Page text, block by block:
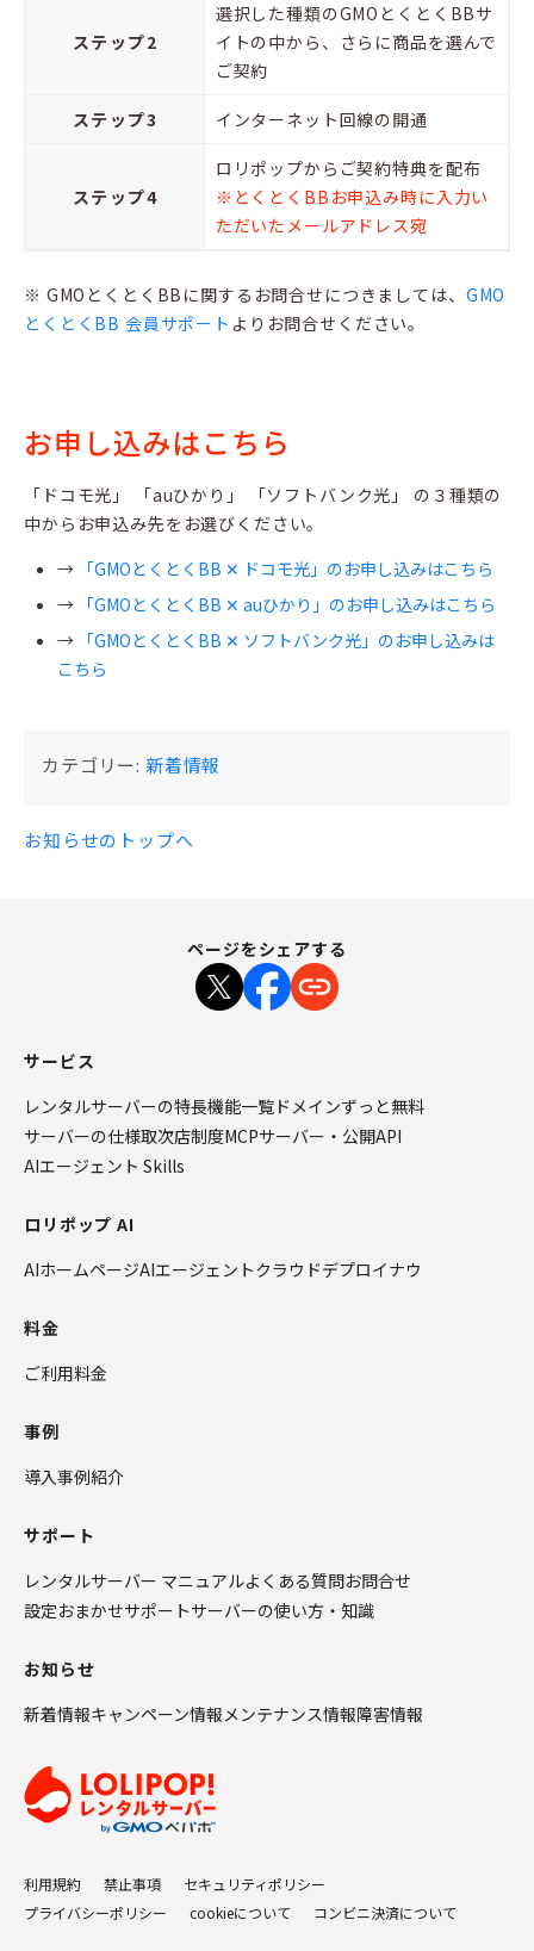
ステップ2
選択した種類のGMOとくとくBBサ
イトの中から、さらに商品を選んで
ご契約
ステップ3 インターネット回線の開通
ステップ4
ロリポップからご契約特典を配布
※とくとくBBお申込み時に入力い
ただいたメールアドレス宛
※ GMOとくとくBBに関するお問合せにつきましては、 GMO
とくとくBB 会員サポート よりお問合せください。
お申し込みはこちら
「ドコモ光」 「auひかり」 「ソフトバンク光」 の３種類の
中からお申込み先をお選びください。
→ 「GMOとくとくBB ✕ ドコモ光」のお申し込みはこちら
→ 「GMOとくとくBB ✕ auひかり」のお申し込みはこちら
→ 「GMOとくとくBB ✕ ソフトバンク光」のお申し込みは
こちら
カテゴリー: 新着情報
お知らせのトップへ
ページをシェアする
サービス
レンタルサーバーの特長機能一覧 ドメインずっと無料
サーバーの仕様取次店制度MCPサーバー・公開API
AIエージェント Skills
ロリポップ AI
AIホームページAIエージェントクラウドデプロイナウ
料金
ご利用料金
事例
導入事例紹介
サポート
レンタルサーバー マニュアルよくある質問お問合せ
設定おまかせサポートサーバーの使い方・知識
お知らせ
新着情報キャンペーン情報メンテナンス情報障害情報
利用規約 禁止事項
セキュリティポリシー
プライバシーポリシー
cookieについて コンビニ決済について